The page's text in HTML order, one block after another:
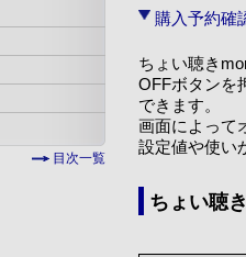
目次一覧
購入予約確
ちょい聴き
OFFボタンを
できます。
画面によって
設定値や使い
ちょい聴